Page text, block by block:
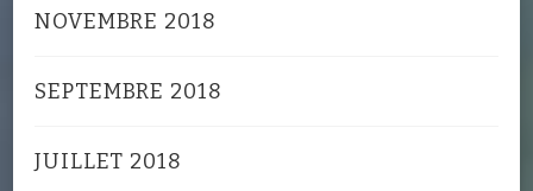
NOVEMBRE 2018
SEPTEMBRE 2018
JUILLET 2018